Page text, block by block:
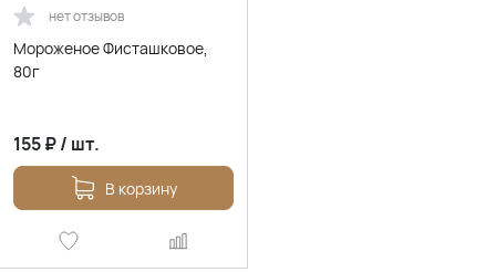
нет отзывов
Мороженое Фисташковое,
80г
155₽/ шт.
В корзину